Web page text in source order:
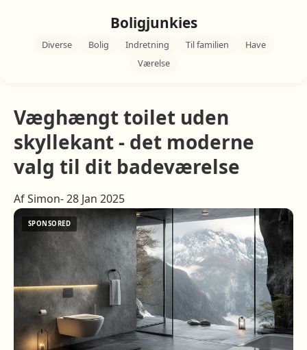
Boligjunkies
Diverse Bolig Indretning Til familien
Have
Værelse
Væghængt toilet uden
skyllekant - det moderne
valg til dit badeværelse
Af Simon- 28 Jan 2025